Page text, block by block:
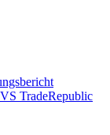
TradeRepublic